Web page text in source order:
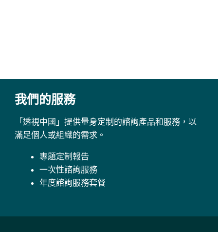
我們的服務
「透視中國」提供量身定制的諮詢產品和服務，以
滿足個人或組織的需求。
專題定制報告
一次性諮詢服務
年度諮詢服務套餐